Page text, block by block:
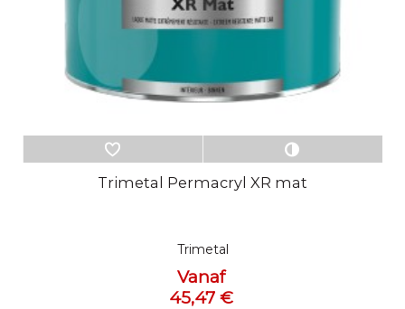
Trimetal Permacryl XR mat
Trimetal
Vanaf
45,47 €